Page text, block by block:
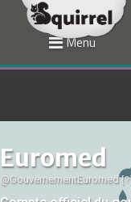
Menu
Euromed
@GouvernementEuromed[ ?